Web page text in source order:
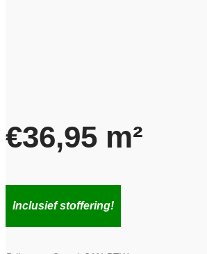
€36,95 m²
Inclusief stoffering!